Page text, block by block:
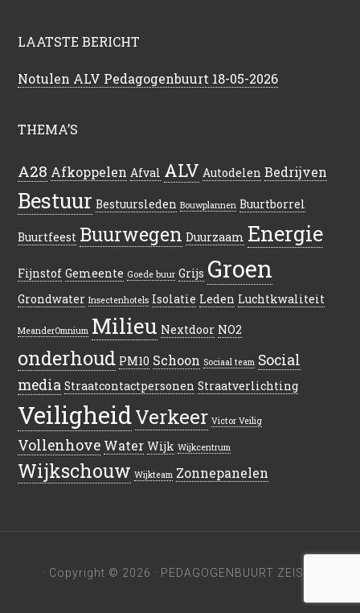
LAATSTE BERICHT
Notulen ALV Pedagogenbuurt 18-05-2026
THEMA’S
A28 Afkoppelen Afval ALV Autodelen Bedrijven
Bestuur Bestuursleden Bouwplannen Buurtborrel
Buurtfeest Buurwegen Duurzaam Energie
Fijnstof Gemeente Goede buur Grijs Groen
Grondwater Insectenhotels Isolatie Leden Luchtkwaliteit
MeanderOmnium Milieu Nextdoor NO2
onderhoud PM10 Schoon Sociaal team Social
media Straatcontactpersonen Straatverlichting
VeiligheidVerkeer Victor Veilig
Vollenhove Water Wijk Wijkcentrum
Wijkschouw Wijkteam Zonnepanelen
· Copyright © 2026 · PEDAGOGENBUURT ZEIST ·